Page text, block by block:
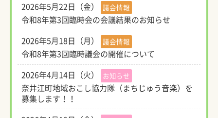
2026年5月22日（金）
議会情報
令和8年第3回臨時会の会議結果のお知らせ
2026年5月18日（月）
議会情報
令和8年第3回臨時議会の開催について
2026年4月14日（火）
お知らせ
奈井江町地域おこし協力隊（まちじゅう音楽）を
募集します！！